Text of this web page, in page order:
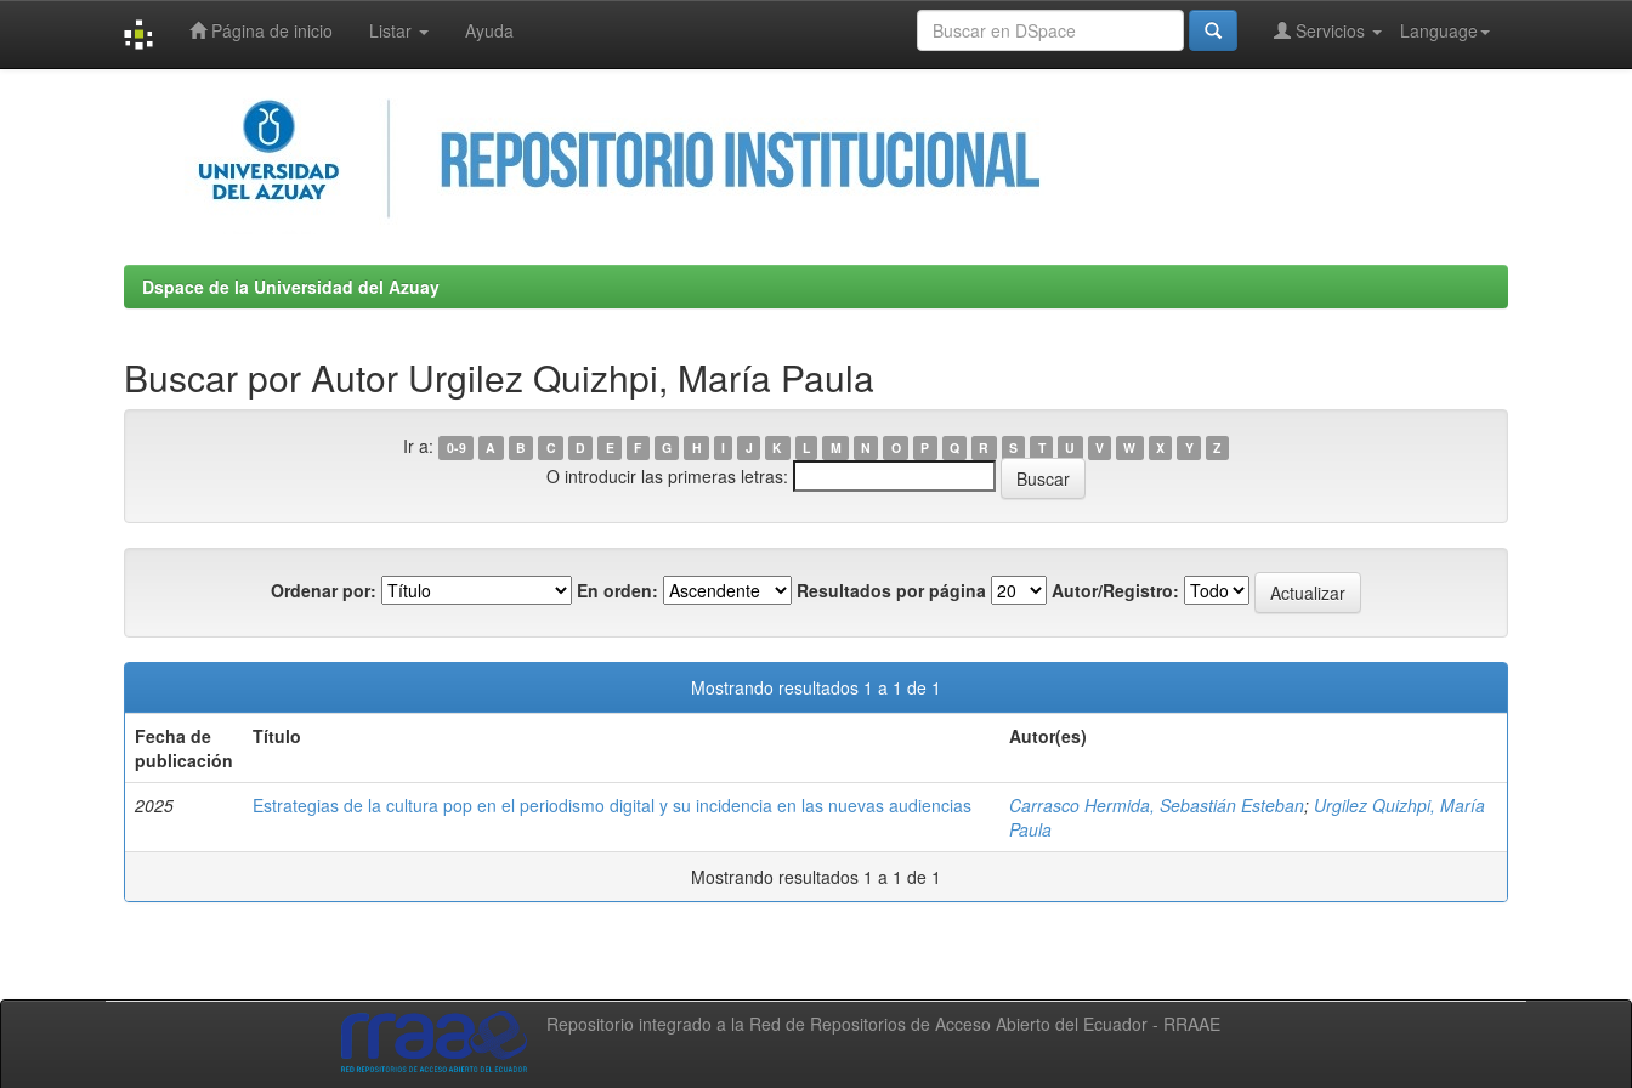
Página de inicio Listar Ayuda Language
Servicios
Dspace de la Universidad del Azuay
Buscar por Autor Urgilez Quizhpi, María Paula
Ir a: 0-9 A B C D E F G H I J K L M N O P Q R S T U V W X Y Z
O introducir las primeras letras:
Ordenar por: En orden: Resultados por página Autor/Registro:
Mostrando resultados 1 a 1 de 1
Fecha de
publicación
Título Autor(es)
2025 Estrategias de la cultura pop en el periodismo digital y su incidencia en las nuevas audiencias Carrasco Hermida, Sebastián Esteban; Urgilez Quizhpi, María
Paula
Mostrando resultados 1 a 1 de 1
Repositorio integrado a la Red de Repositorios de Acceso Abierto del Ecuador - RRAAE